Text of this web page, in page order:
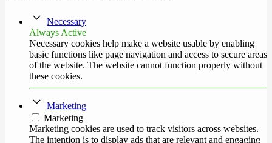
Necessary
Always Active
Necessary cookies help make a website usable by enabling
basic functions like page navigation and access to secure areas
of the website. The website cannot function properly without
these cookies.
Marketing
Marketing
Marketing cookies are used to track visitors across websites.
The intention is to display ads that are relevant and engaging